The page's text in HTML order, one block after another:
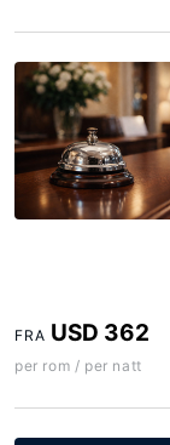
FRA USD 362
per rom / per natt